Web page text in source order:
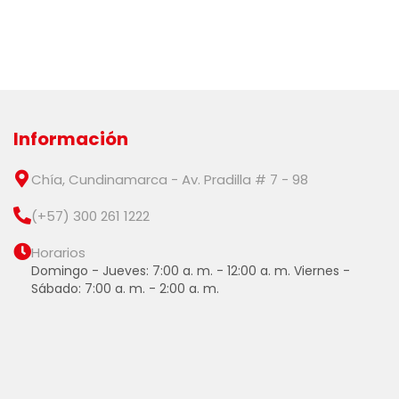
Información
Chía, Cundinamarca - Av. Pradilla # 7 - 98
(+57) 300 261 1222
Horarios
Domingo - Jueves: 7:00 a. m. - 12:00 a. m. Viernes -
Sábado: 7:00 a. m. - 2:00 a. m.